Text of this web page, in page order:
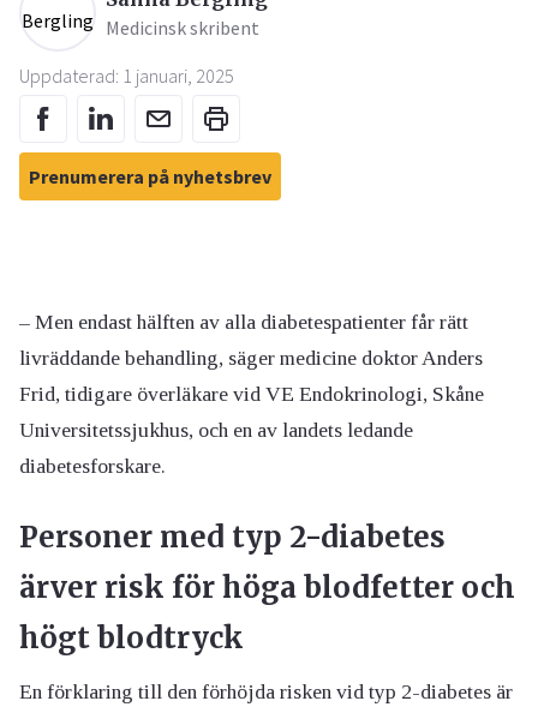
Medicinsk skribent
Uppdaterad: 1 januari, 2025
Prenumerera på nyhetsbrev
– Men endast hälften av alla diabetespatienter får rätt
livräddande behandling, säger medicine doktor Anders
Frid, tidigare överläkare vid VE Endokrinologi, Skåne
Universitetssjukhus, och en av landets ledande
diabetesforskare.
Personer med typ 2-diabetes
ärver risk för höga blodfetter och
högt blodtryck
En förklaring till den förhöjda risken vid typ 2-diabetes är